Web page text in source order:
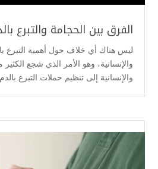
الفرق بين الحجامة والتبرع
ليس هناك أي خلاف حول أهمية التبرع
والإنسانية، وهو الأمر الذي شجع
والإنسانية إلى تنظيم حملات التبرع